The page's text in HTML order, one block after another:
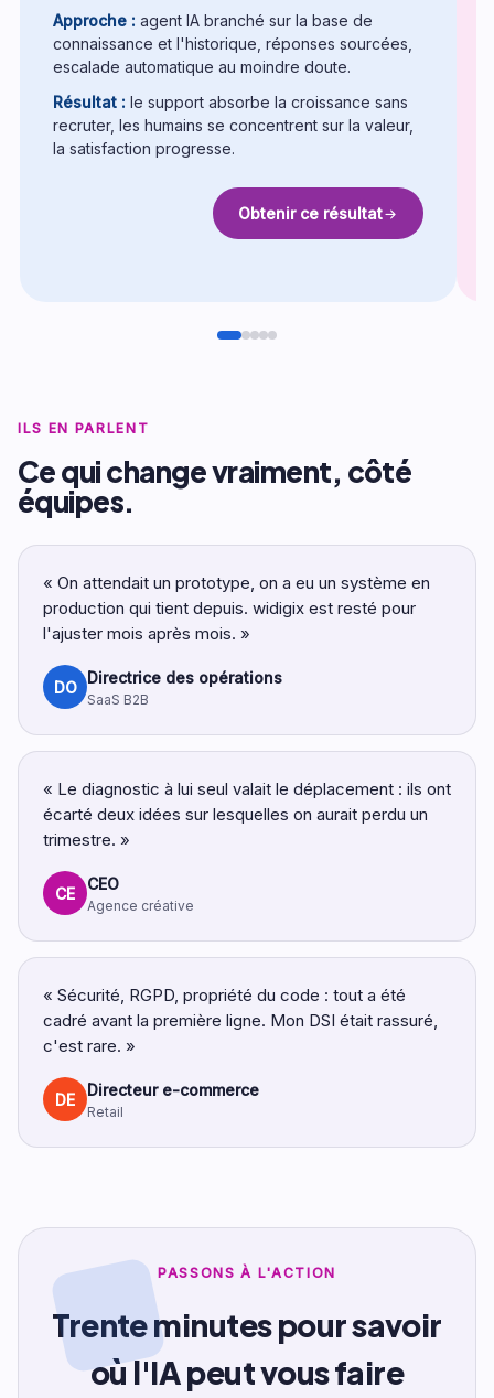
Approche : agent IA branché sur la base de
connaissance et l'historique, réponses sourcées,
escalade automatique au moindre doute.
Résultat : le support absorbe la croissance sans
recruter, les humains se concentrent sur la valeur,
la satisfaction progresse.
Obtenir ce résultat
ILS EN PARLENT
Ce qui change vraiment, côté
équipes.
« On attendait un prototype, on a eu un système en
production qui tient depuis. widigix est resté pour
l'ajuster mois après mois. »
DO Directrice des opérations
SaaS B2B
« Le diagnostic à lui seul valait le déplacement : ils ont
écarté deux idées sur lesquelles on aurait perdu un
trimestre. »
CE CEO
Agence créative
« Sécurité, RGPD, propriété du code : tout a été
cadré avant la première ligne. Mon DSI était rassuré,
c'est rare. »
DE Directeur e-commerce
Retail
PASSONS À L'ACTION
Trente minutes pour savoir
où l'IA peut vous faire